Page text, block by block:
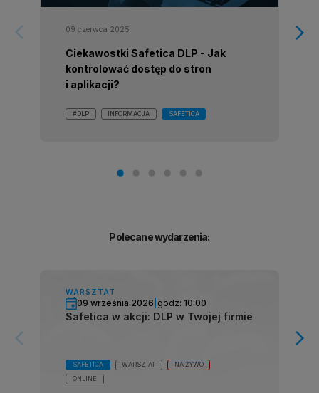
arrow_forward_ios 09 czerwca 2025
Ciekawostki Safetica DLP - Jak
kontrolować dostęp do stron
i aplikacji?
#DLP INFORMACJA SAFETICA
arrow_forward_ios
Polecane wydarzenia:
arrow_forward_ios
WARSZTAT
09 września 2026 godz: 10:00
Safetica w akcji: DLP w Twojej firmie
SAFETICA WARSZTAT
NA ŻYWO
ONLINE
arrow_forward_ios